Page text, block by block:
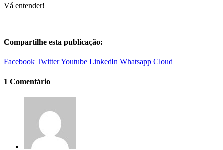
Vá entender!
Compartilhe esta publicação:
Facebook TwitterYoutube LinkedIn Whatsapp Cloud
1 Comentário